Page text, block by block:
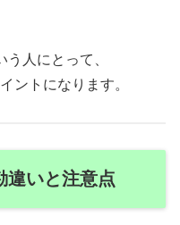
う人にとって、
ントになります。
違いと注意点